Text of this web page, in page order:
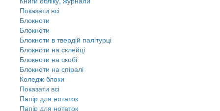
Показати всі
Блокноти
Блокноти
Блокноти в твердій палітурці
Блокноти на склейці
Блокноти на скобі
Блокноти на спіралі
Коледж-блоки
Показати всі
Папір для нотаток
Папір для нотаток